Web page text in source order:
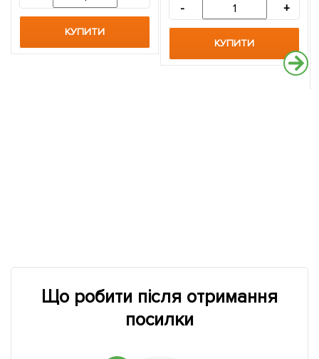
КУПИТИ
- +
КУПИТИ
Що робити після отримання
посилки